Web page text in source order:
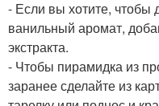
- Если вы хотите,
ванильный аромат,
экстракта.
- Чтобы пирамидка из
заранее сделайте из